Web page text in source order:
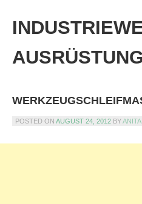
content
POSTED ON AUGUST 24, 2012 BYANITA